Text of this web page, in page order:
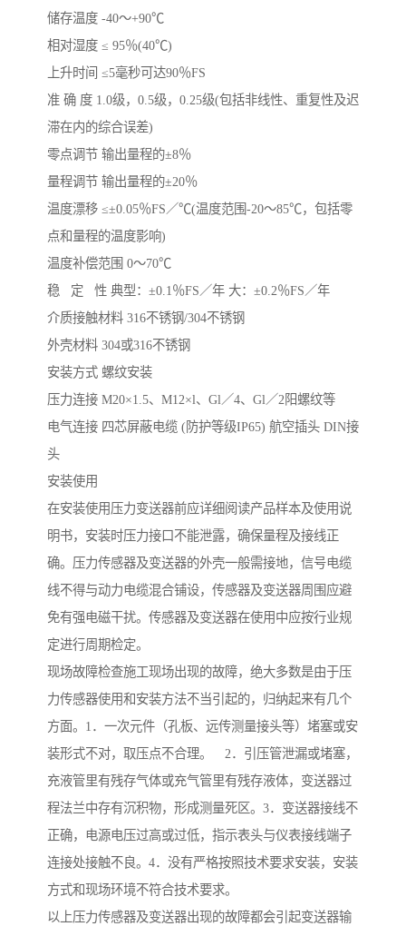
储存温度 -40～+90℃
相对湿度 ≤ 95％(40℃)
上升时间 ≤5毫秒可达90％FS
准 确 度 1.0级，0.5级，0.25级(包括非线性、重复性及迟
滞在内的综合误差)
零点调节 输出量程的±8％
量程调节 输出量程的±20％
温度漂移 ≤±0.05％FS／℃(温度范围-20～85℃，包括零
点和量程的温度影响)
温度补偿范围 0～70℃
稳 定 性 典型：±0.1％FS／年 大：±0.2％FS／年
介质接触材料 316不锈钢/304不锈钢
外壳材料 304或316不锈钢
安装方式 螺纹安装
压力连接 M20×1.5、M12×l、Gl／4、Gl／2阳螺纹等
电气连接 四芯屏蔽电缆 (防护等级IP65) 航空插头 DIN接
头
安装使用
在安装使用压力变送器前应详细阅读产品样本及使用说
明书，安装时压力接口不能泄露，确保量程及接线正
确。压力传感器及变送器的外壳一般需接地，信号电缆
线不得与动力电缆混合铺设，传感器及变送器周围应避
免有强电磁干扰。传感器及变送器在使用中应按行业规
定进行周期检定。
现场故障检查施工现场出现的故障，绝大多数是由于压
力传感器使用和安装方法不当引起的，归纳起来有几个
方面。1．一次元件（孔板、远传测量接头等）堵塞或安
装形式不对，取压点不合理。 2．引压管泄漏或堵塞，
充液管里有残存气体或充气管里有残存液体，变送器过
程法兰中存有沉积物，形成测量死区。3．变送器接线不
正确，电源电压过高或过低，指示表头与仪表接线端子
连接处接触不良。4．没有严格按照技术要求安装，安装
方式和现场环境不符合技术要求。
以上压力传感器及变送器出现的故障都会引起变送器输